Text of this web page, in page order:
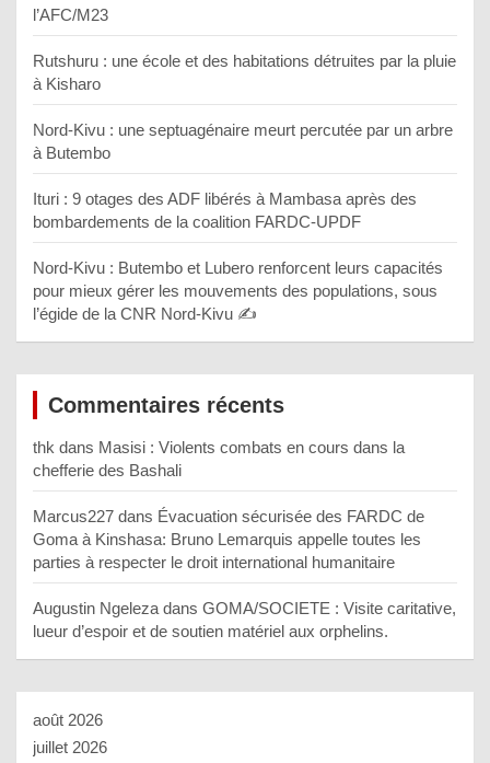
l’AFC/M23
Rutshuru : une école et des habitations détruites par la pluie
à Kisharo
Nord-Kivu : une septuagénaire meurt percutée par un arbre
à Butembo
Ituri : 9 otages des ADF libérés à Mambasa après des
bombardements de la coalition FARDC-UPDF
Nord-Kivu : Butembo et Lubero renforcent leurs capacités
pour mieux gérer les mouvements des populations, sous
l’égide de la CNR Nord-Kivu ✍️
Commentaires récents
thk dans Masisi : Violents combats en cours dans la
chefferie des Bashali
Marcus227 dans Évacuation sécurisée des FARDC de
Goma à Kinshasa: Bruno Lemarquis appelle toutes les
parties à respecter le droit international humanitaire
Augustin Ngeleza dans GOMA/SOCIETE : Visite caritative,
lueur d’espoir et de soutien matériel aux orphelins.
août 2026
juillet 2026